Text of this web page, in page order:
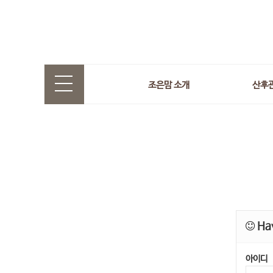
조은맘 소개 산후
아이디